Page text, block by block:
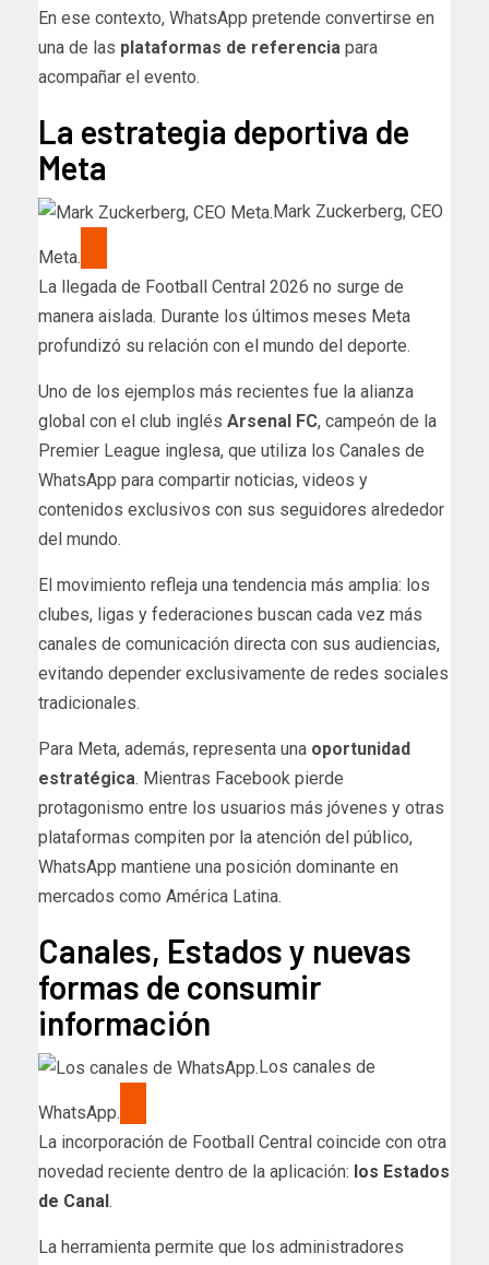
En ese contexto, WhatsApp pretende convertirse en
una de las plataformas de referencia para
acompañar el evento.
La estrategia deportiva de
Meta
Mark Zuckerberg, CEO
Meta.
La llegada de Football Central 2026 no surge de
manera aislada. Durante los últimos meses Meta
profundizó su relación con el mundo del deporte.
Uno de los ejemplos más recientes fue la alianza
global con el club inglés Arsenal FC, campeón de la
Premier League inglesa, que utiliza los Canales de
WhatsApp para compartir noticias, videos y
contenidos exclusivos con sus seguidores alrededor
del mundo.
El movimiento refleja una tendencia más amplia: los
clubes, ligas y federaciones buscan cada vez más
canales de comunicación directa con sus audiencias,
evitando depender exclusivamente de redes sociales
tradicionales.
Para Meta, además, representa una oportunidad
estratégica. Mientras Facebook pierde
protagonismo entre los usuarios más jóvenes y otras
plataformas compiten por la atención del público,
WhatsApp mantiene una posición dominante en
mercados como América Latina.
Canales, Estados y nuevas
formas de consumir
información
Los canales de
WhatsApp.
La incorporación de Football Central coincide con otra
novedad reciente dentro de la aplicación: los Estados
de Canal.
La herramienta permite que los administradores